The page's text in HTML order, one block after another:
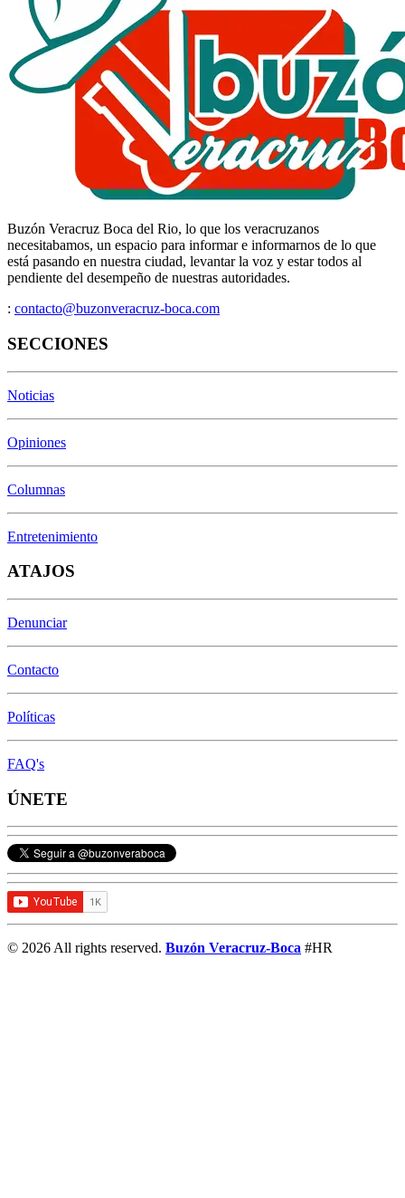
Buzón Veracruz Boca del Rio, lo que los veracruzanos
necesitabamos, un espacio para informar e informarnos de lo que
está pasando en nuestra ciudad, levantar la voz y estar todos al
pendiente del desempeño de nuestras autoridades.
: contacto@buzonveracruz-boca.com
SECCIONES
Noticias
Opiniones
Columnas
Entretenimiento
ATAJOS
Denunciar
Contacto
Políticas
FAQ's
ÚNETE
© 2026 All rights reserved. Buzón Veracruz-Boca #HR